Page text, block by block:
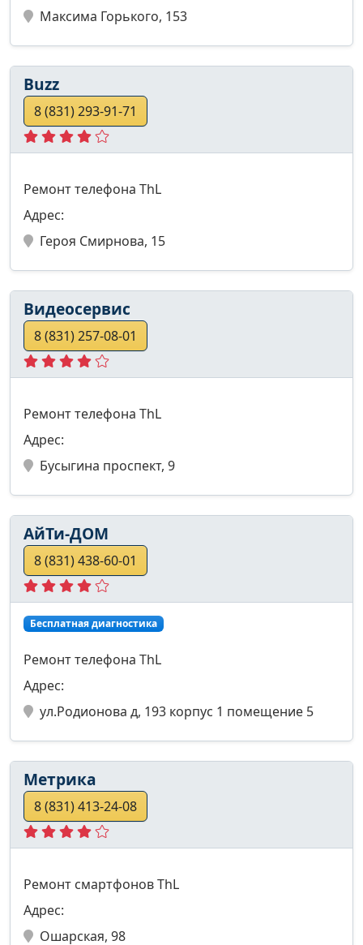
Максима Горького, 153
Buzz
8 (831) 293-91-71
Ремонт телефона ThL
Адрес:
Героя Смирнова, 15
Видеосервис
8 (831) 257-08-01
Ремонт телефона ThL
Адрес:
Бусыгина проспект, 9
АйТи-ДОМ
8 (831) 438-60-01
Бесплатная диагностика
Ремонт телефона ThL
Адрес:
ул.Родионова д, 193 корпус 1 помещение 5
Метрика
8 (831) 413-24-08
Ремонт смартфонов ThL
Адрес:
Ошарская, 98